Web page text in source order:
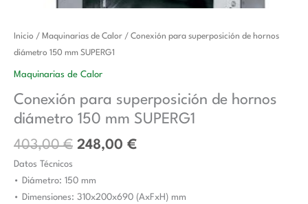
Inicio / Maquinarias de Calor / Conexión para superposición de hornos
diámetro 150 mm SUPERG1
Maquinarias de Calor
Conexión para superposición de hornos
diámetro 150 mm SUPERG1
403,00€
El
precio
original
403,00 €.
248,00 €
El
248,00 €.
Datos Técnicos
• Diámetro: 150 mm
• Dimensiones: 310x200x690 (AxFxH) mm
Conexión
para
superposición
hornos
diámetro
mm
SUPERG1
cantidad